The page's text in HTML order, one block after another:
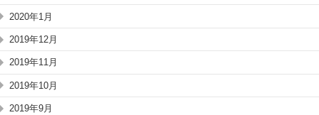
2020年1月
2019年12月
2019年11月
2019年10月
2019年9月